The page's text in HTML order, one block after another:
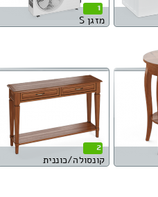
1
מזגן S
2
קונסולה/כוננית